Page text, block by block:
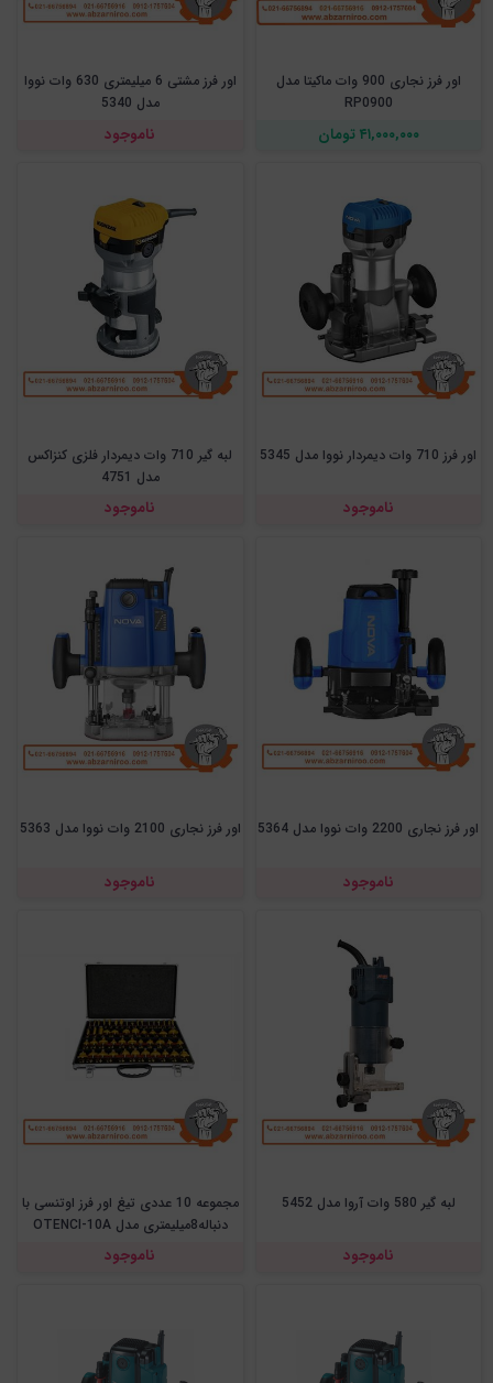
اور فرز نجاری 900 وات ماکیتا مدل
RP0900
۴۱,۰۰۰,۰۰۰ تومان
اور فرز مشتی 6 میلیمتری 630 وات نووا
مدل 5340
ناموجود
اور فرز 710 وات دیمردار نووا مدل 5345
ناموجود
لبه گیر 710 وات دیمردار فلزی کنزاکس
مدل 4751
ناموجود
اور فرز نجاری 2200 وات نووا مدل 5364
ناموجود
اور فرز نجاری 2100 وات نووا مدل 5363
ناموجود
لبه گیر 580 وات آروا مدل 5452
ناموجود
مجموعه 10 عددی تیغ اور فرز اوتنسی با
دنباله8میلیمتری مدل OTENCI-10A
ناموجود